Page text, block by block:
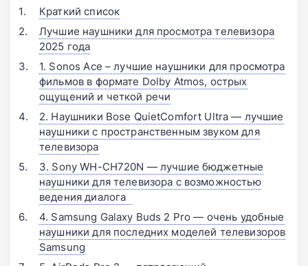
Краткий список
Лучшие наушники для просмотра телевизора
2025 года
1. Sonos Ace – лучшие наушники для просмотра
фильмов в формате Dolby Atmos, острых
ощущений и четкой речи
2. Наушники Bose QuietComfort Ultra — лучшие
наушники с пространственным звуком для
телевизора
3. Sony WH-CH720N — лучшие бюджетные
наушники для телевизора с возможностью
ведения диалога
4. Samsung Galaxy Buds 2 Pro — очень удобные
наушники для последних моделей телевизоров
Samsung